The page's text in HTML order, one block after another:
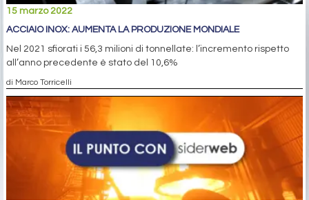
15 marzo 2022
ACCIAIO INOX: AUMENTA LA PRODUZIONE MONDIALE
Nel 2021 sfiorati i 56,3 milioni di tonnellate: l’incremento rispetto
all’anno precedente è stato del 10,6%
di Marco Torricelli